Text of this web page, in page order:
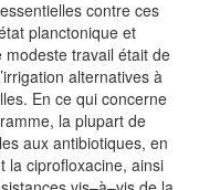
contre ces
planctonique et
travail était de
alternatives à
En ce qui concerne
la plupart de
aux antibiotiques, en
la ciprofloxacine, ainsi